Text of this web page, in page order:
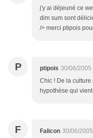
j'y ai déjeuné ce
dim sum sont
/> merci ptipois
P ptipois 30/06/2005
Chic ! De la
hypothèse qui
F Falicon 30/06/